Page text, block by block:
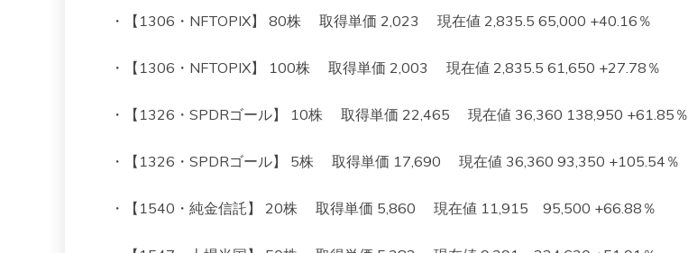
・【1306・NFTOPIX】 80株 取得単価 2,023 現在値 2,835.5 65,000 +40.16％
・【1306・NFTOPIX】 100株 取得単価 2,003 現在値 2,835.5 61,650 +27.78％
・【1326・SPDRゴール】 10株 取得単価 22,465 現在値 36,360 138,950 +61.85％
・【1326・SPDRゴール】 5株 取得単価 17,690 現在値 36,360 93,350 +105.54％
・【1540・純金信託】 20株 取得単価 5,860 現在値 11,915 95,500 +66.88％